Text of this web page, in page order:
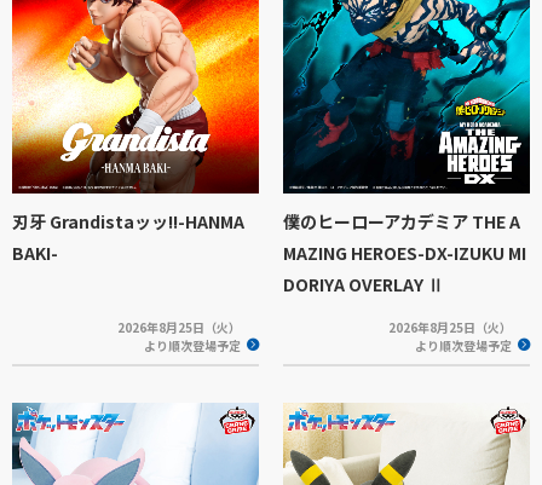
刃牙 Grandistaッッ!!-HANMA
BAKI-
2026年8月25日（火）
より順次登場予定
僕のヒーローアカデミア THE A
MAZING HEROES-DX-IZUKU MI
DORIYA OVERLAY Ⅱ
2026年8月25日（火）
より順次登場予定